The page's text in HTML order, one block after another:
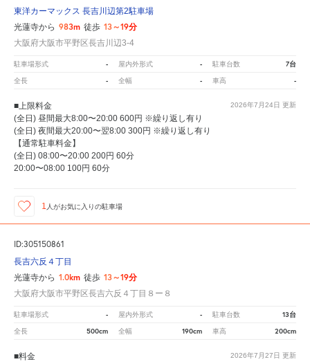
東洋カーマックス 長吉川辺第2駐車場
光蓮寺から 983m 徒歩 13～19分
大阪府大阪市平野区長吉川辺3-4
駐車場形式 - 屋内外形式 - 駐車台数 7台
全長 - 全幅 - 車高 -
2026年7月24日 更新
■上限料金
(全日) 昼間最大8:00〜20:00 600円 ※繰り返し有り
(全日) 夜間最大20:00〜翌8:00 300円 ※繰り返し有り
【通常駐車料金】
(全日) 08:00〜20:00 200円 60分
20:00〜08:00 100円 60分
1 人がお気に入りの駐車場
ID:305150861
長吉六反４丁目
光蓮寺から 1.0km 徒歩 13～19分
大阪府大阪市平野区長吉六反４丁目８ー８
駐車場形式 - 屋内外形式 - 駐車台数 13台
全長 500cm 全幅 190cm 車高 200cm
2026年7月27日 更新
■料金